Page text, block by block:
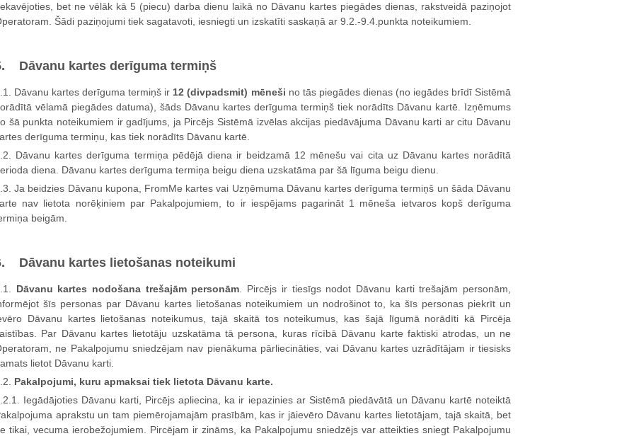
bet ne vēlāk kā 5 (piecu) darba dienu laikā no Dāvanu kartes piegādes dienas, rakstveidā paziņojot
Šādi paziņojumi tiek sagatavoti, iesniegti un izskatīti saskaņā ar 9.2.-9.4.punkta noteikumiem.
Dāvanu kartes derīguma termiņš
Dāvanu kartes derīguma termiņš ir 12 (divpadsmit) mēneši no tās piegādes dienas (no iegādes brīdī Sistēmā
vēlamā piegādes datuma), šāds Dāvanu kartes derīguma termiņš tiek norādīts Dāvanu kartē. Izņēmums
šā punkta noteikumiem ir gadījums, ja Pircējs Sistēmā izvēlas akcijas piedāvājuma Dāvanu karti ar citu Dāvanu
derīguma termiņu, kas tiek norādīts Dāvanu kartē.
Dāvanu kartes derīguma termiņa pēdējā diena ir beidzamā 12 mēnešu vai cita uz Dāvanu kartes norādītā
diena. Dāvanu kartes derīguma termiņa beigu diena uzskatāma par šā līguma beigu dienu.
Ja beidzies Dāvanu kupona, FromMe kartes vai Uzņēmuma Dāvanu kartes derīguma termiņš un šāda Dāvanu
nav lietota norēķiniem par Pakalpojumiem, to ir iespējams pagarināt 1 mēneša ietvaros kopš derīguma
beigām.
Dāvanu kartes lietošanas noteikumi
Dāvanu kartes nodošana trešajām personām . Pircējs ir tiesīgs nodot Dāvanu karti trešajām personām,
šīs personas par Dāvanu kartes lietošanas noteikumiem un nodrošinot to, ka šīs personas piekrīt un
Dāvanu kartes lietošanas noteikumus, tajā skaitā tos noteikumus, kas šajā līgumā norādīti kā Pircēja
Par Dāvanu kartes lietotāju uzskatāma tā persona, kuras rīcībā Dāvanu karte faktiski atrodas, un ne
ne Pakalpojumu sniedzējam nav pienākuma pārliecināties, vai Dāvanu kartes uzrādītājam ir tiesisks
lietot Dāvanu karti.
Pakalpojumi, kuru apmaksai tiek lietota Dāvanu karte.
Iegādājoties Dāvanu karti, Pircējs apliecina, ka ir iepazinies ar Sistēmā piedāvātā un Dāvanu kartē noteiktā
aprakstu un tam piemērojamajām prasībām, kas ir jāievēro Dāvanu kartes lietotājam, tajā skaitā, bet
tikai, vecuma ierobežojumiem. Pircējam ir zināms, ka Pakalpojumu sniedzējs var atteikties sniegt Pakalpojumu